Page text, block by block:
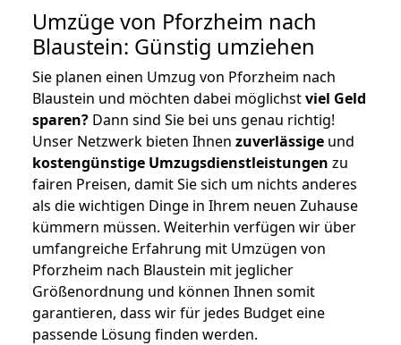
Umzüge von Pforzheim nach
Blaustein: Günstig umziehen
Sie planen einen Umzug von Pforzheim nach
Blaustein und möchten dabei möglichstviel Geld
sparen? Dann sind Sie bei uns genau richtig!
Unser Netzwerk bieten Ihnen zuverlässige und
kostengünstige Umzugsdienstleistungen zu
fairen Preisen, damit Sie sich um nichts anderes
als die wichtigen Dinge in Ihrem neuen Zuhause
kümmern müssen. Weiterhin verfügen wir über
umfangreiche Erfahrung mit Umzügen von
Pforzheim nach Blaustein mit jeglicher
Größenordnung und können Ihnen somit
garantieren, dass wir für jedes Budget eine
passende Lösung finden werden.